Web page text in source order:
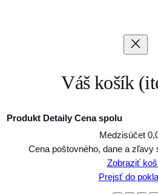
Váš košík
Produkty
Produkt Detaily Cena spolu
Medzisúčet
Cena poštovného, dane a zľavy
Zobraziť
Prejsť do